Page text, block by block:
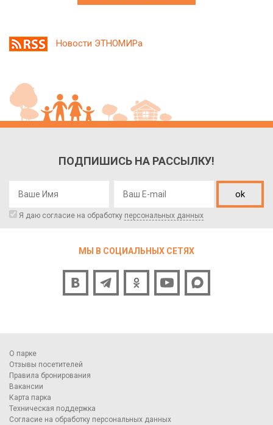
Новости ЭТНОМИРа
ПОДПИШИСЬ НА РАССЫЛКУ!
ok
Я даю согласие на обработку персональных данных
МЫ В СОЦИАЛЬНЫХ СЕТЯХ
О парке
Отзывы посетителей
Правила бронирования
Вакансии
Карта парка
Техническая поддержка
Согласие на обработку персональных данных